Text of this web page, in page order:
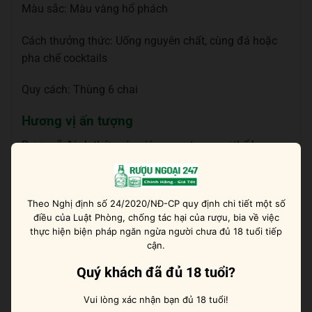
Màu sắc: Màu vàng hổ phách
Cách thưởng thức: Uống nguyên chất, cùng đá hoặc
pha chế cocktails
Quy cách: Thùng 6 chai
Hương vị ấn tượng
Rượu sẽ đánh thức các giác quan trong cơ thể bạn.
Những hương vị trái cây thơm mát như táo, ngũ cốc,
hoa tươi cùng với than bùn, gỗ sồi, hạt tiêu và khói,
caramel sẽ làm bạn xao xuyến. Chính những nốt
hương trầm bay bỗng này sẽ làm bạn đê mê theo từng
cung bậc cảm xúc.
Hướng dẫn thưởng thức
nên sử dụng các loại ly thủy tinh mỏng và tinh tế như
Theo Nghị định số 24/2020/NĐ-CP quy định chi tiết một số
điều của Luật Phòng, chống tác hại của rượu, bia về việc
thực hiện biện pháp ngăn ngừa người chưa đủ 18 tuổi tiếp
cận.
Quý khách đã đủ 18 tuổi?
Vui lòng xác nhận bạn đủ 18 tuổi!